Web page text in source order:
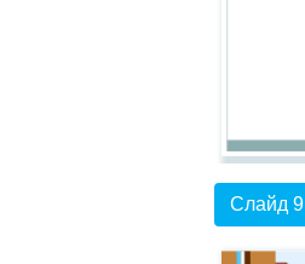
Слайд 9